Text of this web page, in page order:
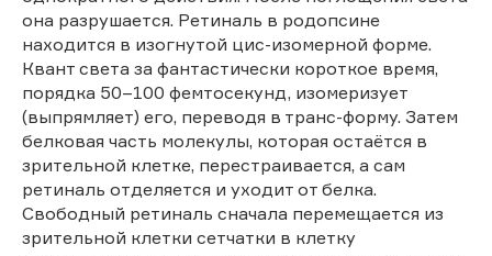
она разрушается. Ретиналь в родопсине
находится в изогнутой цис-изомерной форме.
Квант света за фантастически короткое время,
порядка 50–100 фемтосекунд, изомеризует
(выпрямляет) его, переводя в транс-форму. Затем
белковая часть молекулы, которая остаётся в
зрительной клетке, перестраивается, а сам
ретиналь отделяется и уходит от белка.
Свободный ретиналь сначала перемещается из
зрительной клетки сетчатки в клетку